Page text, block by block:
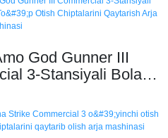
God Gunner III
3-Stansiyali Bolalar
Arja O'yin Mashinasi